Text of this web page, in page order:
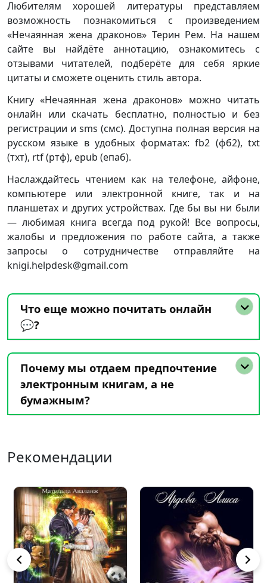
Любителям хорошей литературы представляем
возможность познакомиться с произведением
«Нечаянная жена драконов» Терин Рем. На нашем
сайте вы найдёте аннотацию, ознакомитесь с
отзывами читателей, подберёте для себя яркие
цитаты и сможете оценить стиль автора.
Книгу «Нечаянная жена драконов» можно читать
онлайн или скачать бесплатно, полностью и без
регистрации и sms (смс). Доступна полная версия на
русском языке в удобных форматах: fb2 (фб2), txt
(тхт), rtf (ртф), epub (епаб).
Наслаждайтесь чтением как на телефоне, айфоне,
компьютере или электронной книге, так и на
планшетах и других устройствах. Где бы вы ни были
— любимая книга всегда под рукой! Все вопросы,
жалобы и предложения по работе сайта, а также
запросы о сотрудничестве отправляйте на
knigi.helpdesk@gmail.com
Что еще можно почитать онлайн
💬?
Почему мы отдаем предпочтение
электронным книгам, а не
бумажным?
Рекомендации